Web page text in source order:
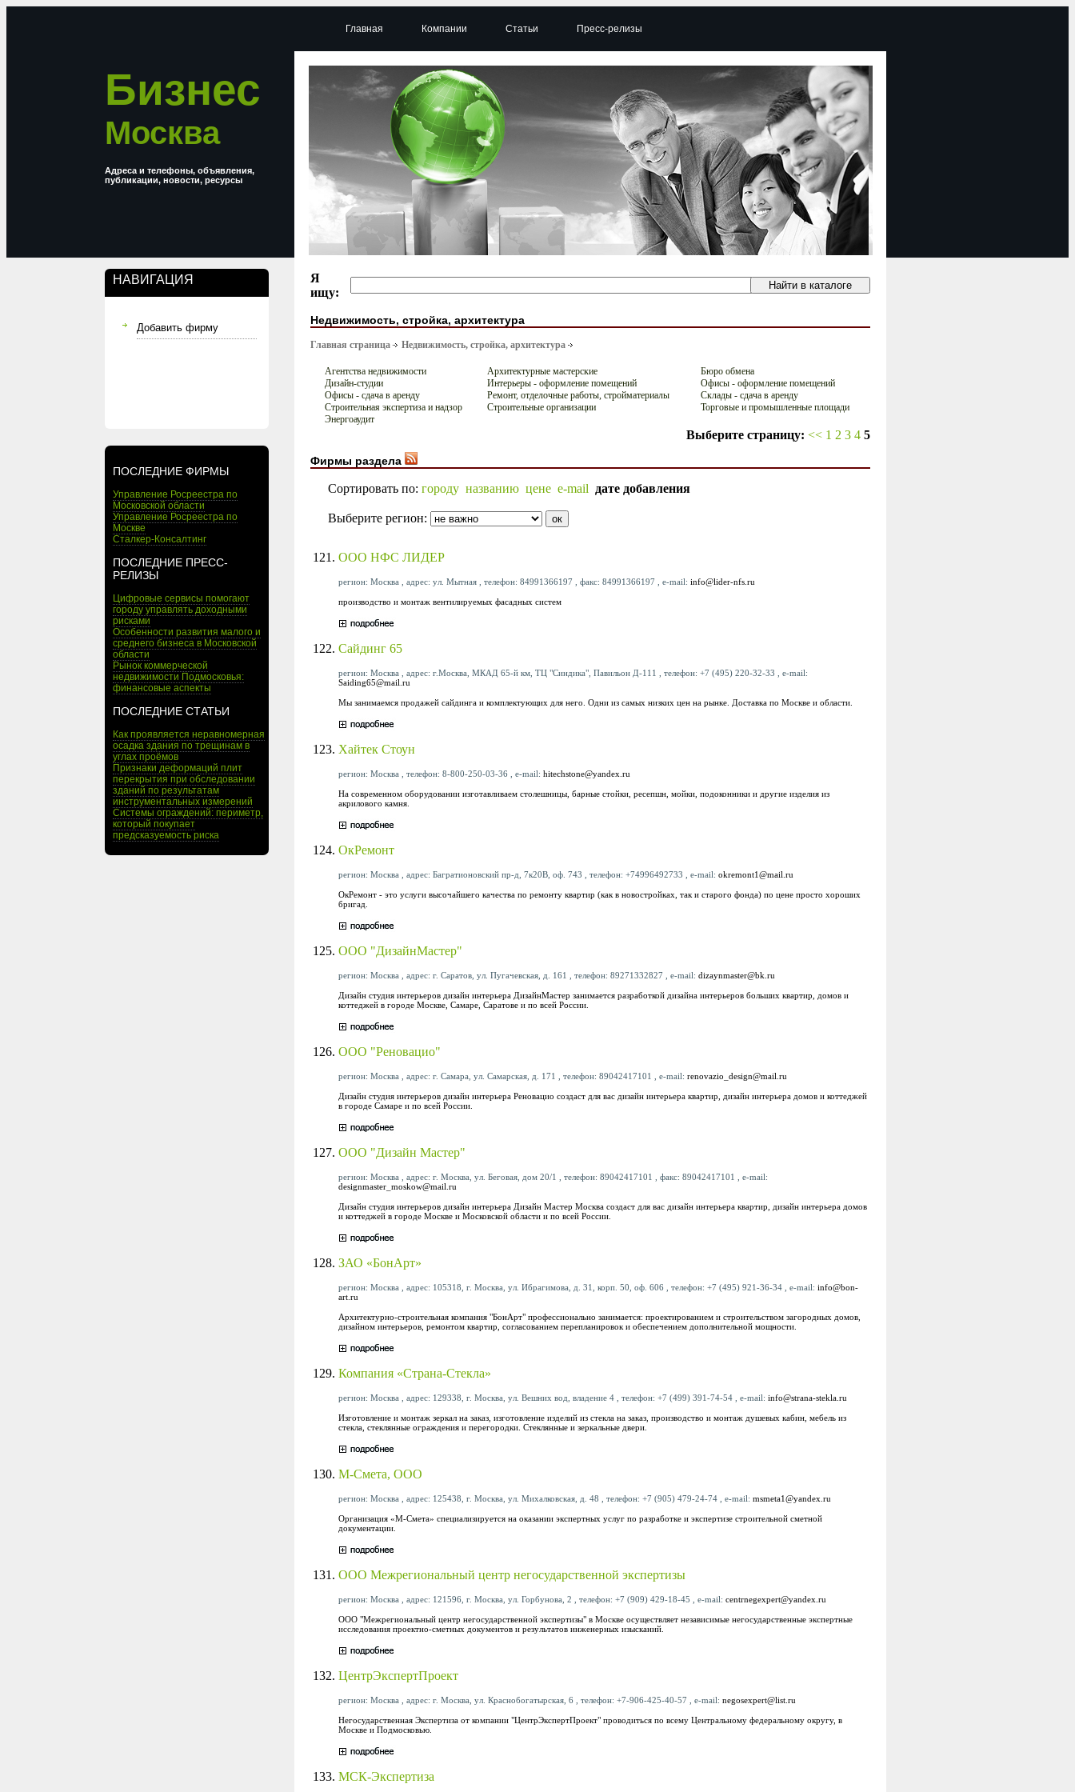
Бизнес
Москва
Адреса и телефоны, объявления,
публикации, новости, ресурсы
НАВИГАЦИЯ
Добавить фирму
ПОСЛЕДНИЕ ФИРМЫ
Управление Росреестра по
Московской области
Управление Росреестра по
Москве
Сталкер-Консалтинг
ПОСЛЕДНИЕ ПРЕСС-
РЕЛИЗЫ
Цифровые сервисы помогают
городу управлять доходными
рисками
Особенности развития малого и
среднего бизнеса в Московской
области
Рынок коммерческой
недвижимости Подмосковья:
финансовые аспекты
ПОСЛЕДНИЕ СТАТЬИ
Как проявляется неравномерная
осадка здания по трещинам в
углах проёмов
Признаки деформаций плит
перекрытия при обследовании
зданий по результатам
инструментальных измерений
Системы ограждений: периметр,
который покупает
предсказуемость риска
Главная Компании Статьи Пресс-релизы
Я
ищу:
Недвижимость, стройка, архитектура
Главная страница Недвижимость, стройка, архитектура
Агентства недвижимости Архитектурные мастерские
Бюро обмена
Дизайн-студии
Интерьеры - оформление помещений
Офисы - оформление помещений
Офисы - сдача в аренду
Ремонт, отделочные работы, стройматериалы
Склады - сдача в аренду
Строительная экспертиза и надзор
Строительные организации
Торговые и промышленные площади
Энергоаудит
Выберите страницу: << 1 2 3 4 5
Фирмы раздела
Сортировать по: городу названию цене e-mail дате добавления
Выберите регион:
121. ООО НФС ЛИДЕР
регион: Москва , адрес: ул. Мытная , телефон: 84991366197 , факс: 84991366197 , e-mail: info@lider-nfs.ru
производство и монтаж вентилируемых фасадных систем
122. Сайдинг 65
регион: Москва , адрес: г.Москва, МКАД 65-й км, ТЦ "Синдика", Павильон Д-111 , телефон: +7 (495) 220-32-33 , e-mail:
Saiding65@mail.ru
Мы занимаемся продажей сайдинга и комплектующих для него. Одни из самых низких цен на рынке. Доставка по Москве и области.
123. Хайтек Стоун
регион: Москва , телефон: 8-800-250-03-36 , e-mail: hitechstone@yandex.ru
На современном оборудовании изготавливаем столешницы, барные стойки, ресепшн, мойки, подоконники и другие изделия из
акрилового камня.
124. ОкРемонт
регион: Москва , адрес: Багратионовский пр-д, 7к20В, оф. 743 , телефон: +74996492733 , e-mail: okremont1@mail.ru
ОкРемонт - это услуги высочайшего качества по ремонту квартир (как в новостройках, так и старого фонда) по цене просто хороших
бригад.
125. ООО "ДизайнМастер"
регион: Москва , адрес: г. Саратов, ул. Пугачевская, д. 161 , телефон: 89271332827 , e-mail: dizaynmaster@bk.ru
Дизайн студия интерьеров дизайн интерьера ДизайнМастер занимается разработкой дизайна интерьеров больших квартир, домов и
коттеджей в городе Москве, Самаре, Саратове и по всей России.
126. ООО "Реновацио"
регион: Москва , адрес: г. Самара, ул. Самарская, д. 171 , телефон: 89042417101 , e-mail: renovazio_design@mail.ru
Дизайн студия интерьеров дизайн интерьера Реновацио создаст для вас дизайн интерьера квартир, дизайн интерьера домов и коттеджей
в городе Самаре и по всей России.
127. ООО "Дизайн Мастер"
регион: Москва , адрес: г. Москва, ул. Беговая, дом 20/1 , телефон: 89042417101 , факс: 89042417101 , e-mail:
designmaster_moskow@mail.ru
Дизайн студия интерьеров дизайн интерьера Дизайн Мастер Москва создаст для вас дизайн интерьера квартир, дизайн интерьера домов
и коттеджей в городе Москве и Московской области и по всей России.
128. ЗАО «БонАрт»
регион: Москва , адрес: 105318, г. Москва, ул. Ибрагимова, д. 31, корп. 50, оф. 606 , телефон: +7 (495) 921-36-34 , e-mail: info@bon-
art.ru
Архитектурно-строительная компания "БонАрт" профессионально занимается: проектированием и строительством загородных домов,
дизайном интерьеров, ремонтом квартир, согласованием перепланировок и обеспечением дополнительной мощности.
129. Компания «Страна-Стекла»
регион: Москва , адрес: 129338, г. Москва, ул. Вешних вод, владение 4 , телефон: +7 (499) 391-74-54 , e-mail: info@strana-stekla.ru
Изготовление и монтаж зеркал на заказ, изготовление изделий из стекла на заказ, производство и монтаж душевых кабин, мебель из
стекла, стеклянные ограждения и перегородки. Стеклянные и зеркальные двери.
130. М-Смета, ООО
регион: Москва , адрес: 125438, г. Москва, ул. Михалковская, д. 48 , телефон: +7 (905) 479-24-74 , e-mail: msmeta1@yandex.ru
Организация «М-Смета» специализируется на оказании экспертных услуг по разработке и экспертизе строительной сметной
документации.
131. ООО Межрегиональный центр негосударственной экспертизы
регион: Москва , адрес: 121596, г. Москва, ул. Горбунова, 2 , телефон: +7 (909) 429-18-45 , e-mail: centrnegexpert@yandex.ru
ООО "Межрегиональный центр негосударственной экспертизы" в Москве осуществляет независимые негосударственные экспертные
исследования проектно-сметных документов и результатов инженерных изысканий.
132. ЦентрЭкспертПроект
регион: Москва , адрес: г. Москва, ул. Краснобогатырская, 6 , телефон: +7-906-425-40-57 , e-mail: negosexpert@list.ru
Негосударственная Экспертиза от компании "ЦентрЭкспертПроект" проводиться по всему Центральному федеральному округу, в
Москве и Подмосковью.
133. МСК-Экспертиза